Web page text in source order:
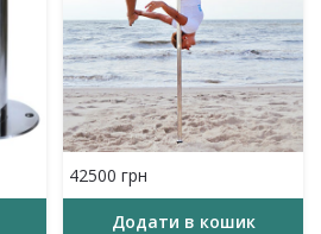
42500 грн
Додати в кошик